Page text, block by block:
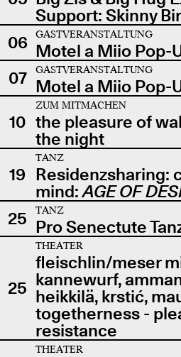
Support: Skinny
06
GASTVERANSTALTUNG
Motel a Miio Pop-
07
GASTVERANSTALTUNG
Motel a Miio Pop-
10
ZUM MITMACHEN
the pleasure of
the night
19
TANZ
Residenzsharing:
mind:AGE OF
25
TANZ
Pro Senectute
25
THEATER
fleischlin/meser
kannewurf,
heikkilä, krstić,
togetherness -
resistance
THEATER